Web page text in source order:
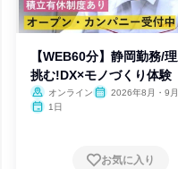
【WEB60分】静岡勤務/
挑む!DX×モノづくり体験
オンライン
2026年8月・9月
1日
お気に入り